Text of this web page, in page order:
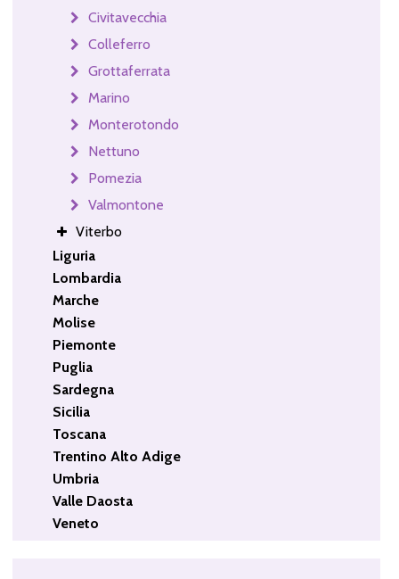
Civitavecchia
Colleferro
Grottaferrata
Marino
Monterotondo
Nettuno
Pomezia
Valmontone
Viterbo
Liguria
Lombardia
Marche
Molise
Piemonte
Puglia
Sardegna
Sicilia
Toscana
Trentino Alto Adige
Umbria
Valle Daosta
Veneto